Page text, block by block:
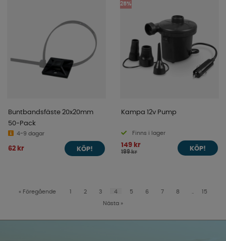
Buntbandsfäste 20x20mm
50-Pack
4-9 dagar
62 kr KÖP!
25%
Kampa 12v Pump
Finns i lager
149 kr
199 kr
KÖP!
« Föregående 1 2 3 4 5 6 7 8 15
Nästa »